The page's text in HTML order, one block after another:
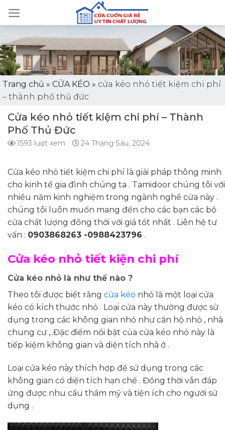
Trang chủ » CỬA KÉO » cửa kéo nhỏ tiết kiệm chi phí
– thành phố thủ đức
Cửa kéo nhỏ tiết kiệm chi phí – Thành
Phố Thủ Đức
1593 lượt xem 24 Tháng Sáu, 2024
Cửa kéo nhỏ tiết kiệm chi phí là giải pháp thông minh
cho kinh tế gia đình chúng ta . Tamidoor chúng tôi với
nhiều năm kinh nghiệm trong ngành nghề cửa này .
chúng tôi luôn muốn mang đến cho các bạn các bộ
cửa chất lượng đồng thời với giá tốt nhất . Liên hệ tư
vấn : 0903868263 -0988423796 .
Cửa kéo nhỏ tiết kiện chi phí
Cửa kéo nhỏ là như thế nào ?
Theo tôi được biết rằng cửa kéo nhỏ là một loại cửa
kéo có kích thước nhỏ . Loại cửa này thường được sử
dụng trong các không gian nhỏ như căn hộ nhỏ , nhà
chung cư ,..Đặc điểm nổi bật của cửa kéo nhỏ này là
tiếp kiệm không gian và diện tích nhà ở .
Loại cửa kéo này thích hợp để sử dụng trong các
không gian có diện tích hạn chế . Đồng thời vẫn đáp
ứng được nhu cầu thẩm mỹ và tiện ích cho người sử
dụng .